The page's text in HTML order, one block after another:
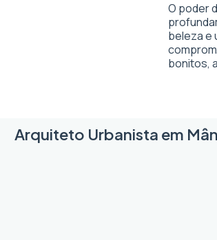
O poder
beleza e
bonitos,
Arquiteto Urbanista em